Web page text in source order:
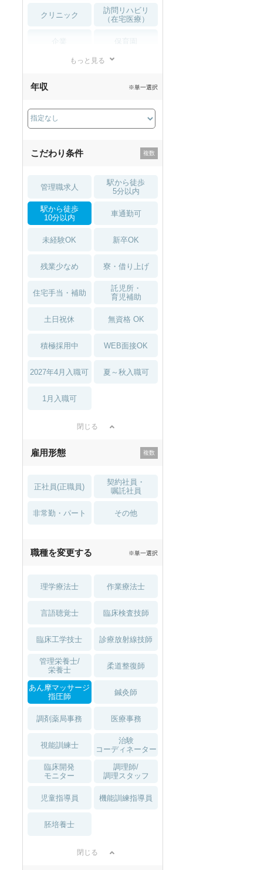
クリニック
訪問リハビリ
（在宅医療）
薬局・
もっと見る
年収 ※単一選択
こだわり条件
管理職求人
駅から徒歩
5分以内
駅から徒歩
10分以内
車通勤可
未経験OK 新卒OK
残業少なめ 寮・借り上げ
住宅手当・補助
託児所・
育児補助
土日祝休 無資格 OK
積極採用中 WEB面接OK
2027年4月入職可 夏～秋入職可
1月入職可
閉じる
雇用形態
正社員(正職員)
契約社員・
嘱託社員
非常勤・パート その他
職種を変更する ※単一選択
理学療法士 作業療法士
言語聴覚士 臨床検査技師
臨床工学技士 診療放射線技師
管理栄養士/
栄養士
柔道整復師
あん摩マッサージ
指圧師
鍼灸師
調剤薬局事務 医療事務
視能訓練士
治験
コーディネーター
臨床開発
モニター
調理師/
調理スタッフ
児童指導員 機能訓練指導員
胚培養士
閉じる